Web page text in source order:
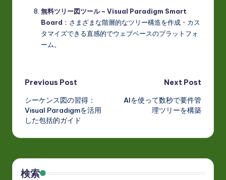
無料ツリー図ツール – Visual Paradigm Smart
Board ：さまざまな階層的なツリー構造を作成・カス
タマイズできる直感的でウェブベースのプラットフォ
ーム。
Post
navigation
Previous Post
シーケンス図の習得：
Visual Paradigmを活用
した包括的ガイド
Next Post
AIを使って数秒で要件管
理ツリーを構築
検索